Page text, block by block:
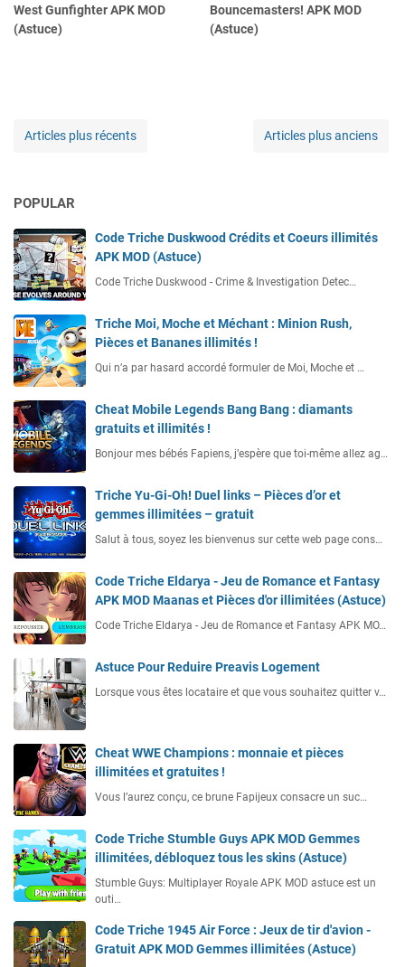
West Gunfighter APK MOD
(Astuce)
Bouncemasters! APK MOD
(Astuce)
Articles plus récents Articles plus anciens
POPULAR
Code Triche Duskwood Crédits et Coeurs illimités
APK MOD (Astuce)
Code Triche Duskwood - Crime & Investigation Detec…
Triche Moi, Moche et Méchant : Minion Rush,
Pièces et Bananes illimités !
Qui n’a par hasard accordé formuler de Moi, Moche et …
Cheat Mobile Legends Bang Bang : diamants
gratuits et illimités !
Bonjour mes bébés Fapiens, j’espère que toi-même allez ag…
Triche Yu-Gi-Oh! Duel links – Pièces d’or et
gemmes illimitées – gratuit
Salut à tous, soyez les bienvenus sur cette web page cons…
Code Triche Eldarya - Jeu de Romance et Fantasy
APK MOD Maanas et Pièces d'or illimitées (Astuce)
Code Triche Eldarya - Jeu de Romance et Fantasy APK MO…
Astuce Pour Reduire Preavis Logement
Lorsque vous êtes locataire et que vous souhaitez quitter v…
Cheat WWE Champions : monnaie et pièces
illimitées et gratuites !
Vous l’aurez conçu, ce brune Fapijeux consacre un suc…
Code Triche Stumble Guys APK MOD Gemmes
illimitées, débloquez tous les skins (Astuce)
Stumble Guys: Multiplayer Royale APK MOD astuce est un
outi…
Code Triche 1945 Air Force : Jeux de tir d'avion -
Gratuit APK MOD Gemmes illimitées (Astuce)